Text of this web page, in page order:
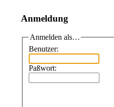
Anmeldung
Anmelden als…
Benutzer:
Paßwort: